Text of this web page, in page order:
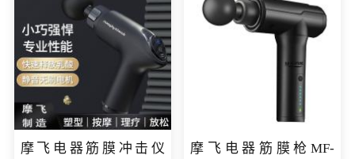
摩飞电器筋膜冲击仪
摩飞电器筋膜枪MF-